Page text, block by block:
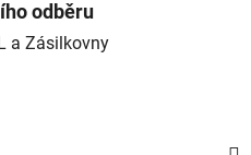
odběru
a Zásilkovny